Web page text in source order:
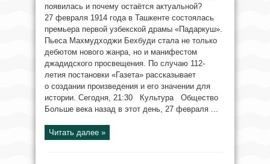
появилась и почему остаётся актуальной?
27 февраля 1914 года в Ташкенте состоялась
премьера первой узбекской драмы «Падаркуш».
Пьеса Махмудходжи Бехбуди стала не только
дебютом нового жанра, но и манифестом
джадидского просвещения. По случаю 112-
летия постановки «Газета» рассказывает
о создании произведения и его значении для
истории. Сегодня, 21:30 Культура Общество
Больше века назад в этот день, 27 февраля ...
Читать далее »